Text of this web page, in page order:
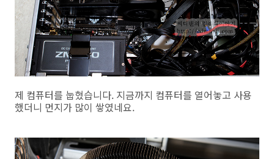
제 컴퓨터를 눕혔습니다. 지금까지 컴퓨터를 열어놓고 사용
했더니 먼지가 많이 쌓였네요.